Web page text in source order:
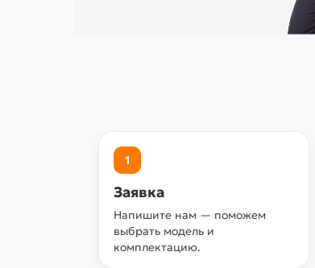
1
Заявка
Напишите нам — поможем
выбрать модель и
комплектацию.